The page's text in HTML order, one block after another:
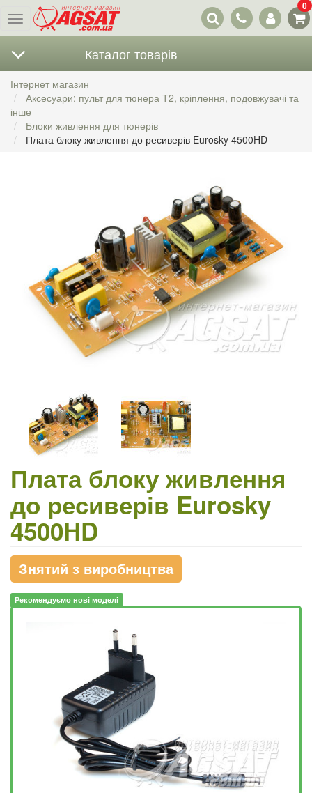
Меню
Наші
контакти
0
Каталог товарів
Інтернет магазин
Аксесуари: пульт для тюнера Т2, кріплення, подовжувачі та
інше
Блоки живлення для тюнерів
Плата блоку живлення до ресиверів Eurosky 4500HD
Плата блоку живлення
до ресиверів Eurosky
4500HD
Знятий з виробництва
Рекомендуємо нові моделі